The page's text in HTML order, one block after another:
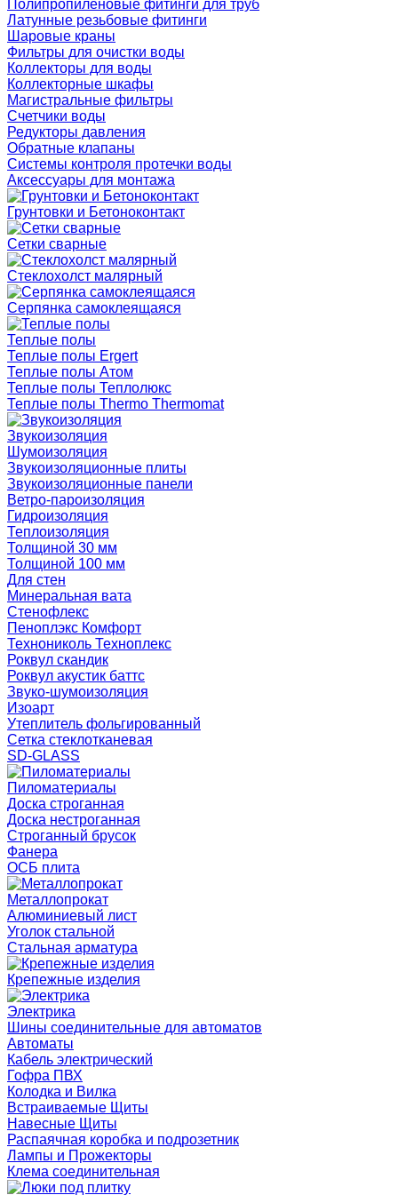
Полипропиленовые фитинги для труб
Латунные резьбовые фитинги
Шаровые краны
Фильтры для очистки воды
Коллекторы для воды
Коллекторные шкафы
Магистральные фильтры
Счетчики воды
Редукторы давления
Обратные клапаны
Системы контроля протечки воды
Аксессуары для монтажа
Грунтовки и Бетоноконтакт
Сетки сварные
Cтеклохолст малярный
Серпянка самоклеящаяся
Теплые полы
Теплые полы Ergert
Теплые полы Атом
Теплые полы Теплолюкс
Теплые полы Thermo Thermomat
Звукоизоляция
Шумоизоляция
Звукоизоляционные плиты
Звукоизоляционные панели
Ветро-пароизоляция
Гидроизоляция
Теплоизоляция
Толщиной 30 мм
Толщиной 100 мм
Для стен
Минеральная вата
Стенофлекс
Пеноплэкс Комфорт
Технониколь Техноплекс
Роквул скандик
Роквул акустик баттс
Звуко-шумоизоляция
Изоарт
Утеплитель фольгированный
Сетка стеклотканевая
SD-GLASS
Пиломатериалы
Доска строганная
Доска нестроганная
Строганный брусок
Фанера
ОСБ плита
Металлопрокат
Алюминиевый лист
Уголок стальной
Стальная арматура
Крепежные изделия
Электрика
Шины соединительные для автоматов
Автоматы
Кабель электрический
Гофра ПВХ
Колодка и Вилка
Встраиваемые Щиты
Навесные Щиты
Распаячная коробка и подрозетник
Лампы и Прожекторы
Клема соединительная